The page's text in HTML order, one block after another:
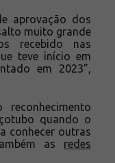
aprovação dos
muito grande
recebido nas
teve início em
em 2023”,
quando o
conhecer outras
as redes